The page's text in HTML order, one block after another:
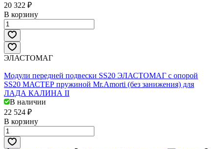
20 322 ₽
В корзину
ЭЛАСТОМАГ
Модули передней подвески SS20 ЭЛАСТОМАГ c опорой
SS20 МАСТЕР пружиной Mr.Amorti (без занижения) для
ЛАДА КАЛИНА II
В наличии
22 524 ₽
В корзину